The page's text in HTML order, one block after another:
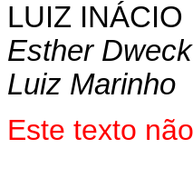
LUIZ INÁCIO
Esther Dweck
Luiz Marinho
Este texto